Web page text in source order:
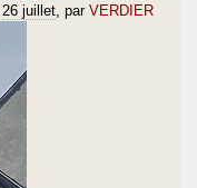
26 juillet , par VERDIER